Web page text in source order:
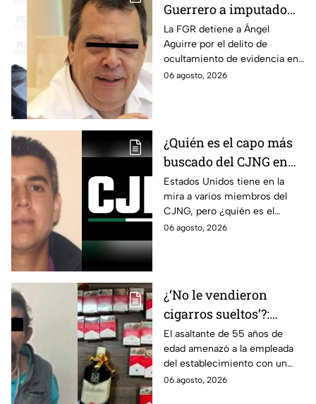
Guerrero a imputado
por la "Verdad
Histórica"; Así fue como
Ángel Aguirre obstruyó
la justicia en caso
La FGR detiene a Ángel
Aguirre por el delito de
ocultamiento de evidencia en
el caso Ayotzinapa. Esta es la
06 agosto, 2026
¿Quién es el capo más
buscado del CJNG en
Estados Unidos?
Estados Unidos tiene en la
mira a varios miembros del
CJNG, pero ¿quién es el
miembro más buscado por el
06 agosto, 2026
¿‘No le vendieron
cigarros sueltos’?:
Detienen a hombre tras
asaltar una tienda y
llevarse más de 30
cajetillas en Iztapalapa
El asaltante de 55 años de
edad amenazó a la empleada
del establecimiento con un
arma de fuego, llevándose
06 agosto, 2026